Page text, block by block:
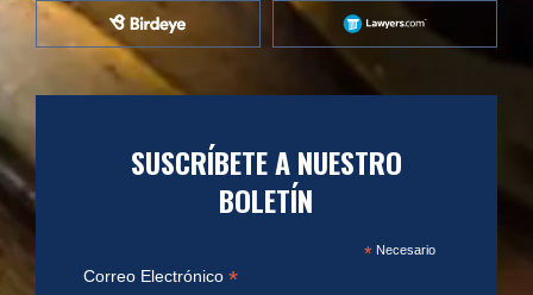
SUSCRÍBETE A NUESTRO
BOLETÍN
*Necesario
Correo Electrónico *